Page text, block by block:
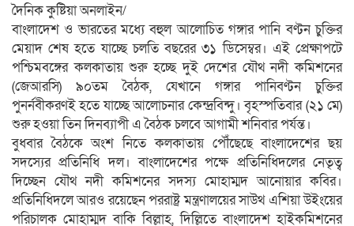
দৈনিক কুষ্টিয়া অনলাইন/
বাংলাদেশ ও ভারতের মধ্যে বহুল আলোচিত গঙ্গার পানি বণ্টন চুক্তির
মেয়াদ শেষ হতে যাচ্ছে চলতি বছরের ৩১ ডিসেম্বর। এই প্রেক্ষাপটে
পশ্চিমবঙ্গের কলকাতায় শুরু হচ্ছে দুই দেশের যৌথ নদী কমিশনের
(জেআরসি) ৯০তম বৈঠক, যেখানে গঙ্গার পানিবণ্টন চুক্তির
পুনর্নবীকরণই হতে যাচ্ছে আলোচনার কেন্দ্রবিন্দু। বৃহস্পতিবার (২১ মে)
শুরু হওয়া তিন দিনব্যাপী এ বৈঠক চলবে আগামী শনিবার পর্যন্ত।
বুধবার বৈঠকে অংশ নিতে কলকাতায় পৌঁছেছে বাংলাদেশের ছয়
সদস্যের প্রতিনিধি দল। বাংলাদেশের পক্ষে প্রতিনিধিদলের নেতৃত্ব
দিচ্ছেন যৌথ নদী কমিশনের সদস্য মোহাম্মদ আনোয়ার কবির।
প্রতিনিধিদলে আরও রয়েছেন পররাষ্ট্র মন্ত্রণালয়ের সাউথ এশিয়া উইংয়ের
পরিচালক মোহাম্মদ বাকি বিল্লাহ, দিল্লিতে বাংলাদেশ হাইকমিশনের